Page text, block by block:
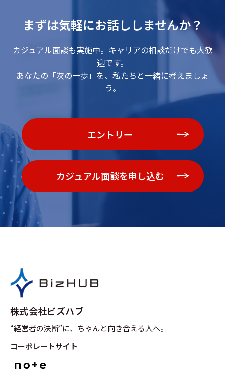
まずは気軽にお話ししませんか？
カジュアル面談も実施中。キャリアの相談だけでも大歓
迎です。
あなたの「次の一歩」を、私たちと一緒に考えましょ
う。
エントリー
カジュアル面談を申し込む
株式会社ビズハブ
“経営者の決断”に、ちゃんと向き合える人へ。
コーポレートサイト